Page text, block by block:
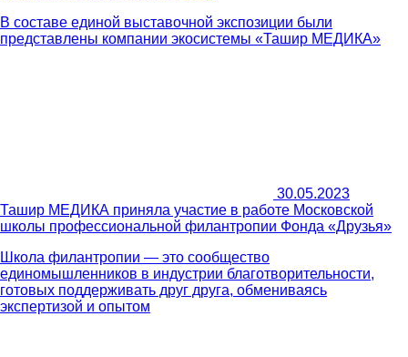
В составе единой выставочной экспозиции были
представлены компании экосистемы «Ташир МЕДИКА»
30.05.2023
Ташир МЕДИКА приняла участие в работе Московской
школы профессиональной филантропии Фонда «Друзья»
Школа филантропии — это сообщество
единомышленников в индустрии благотворительности,
готовых поддерживать друг друга, обмениваясь
экспертизой и опытом